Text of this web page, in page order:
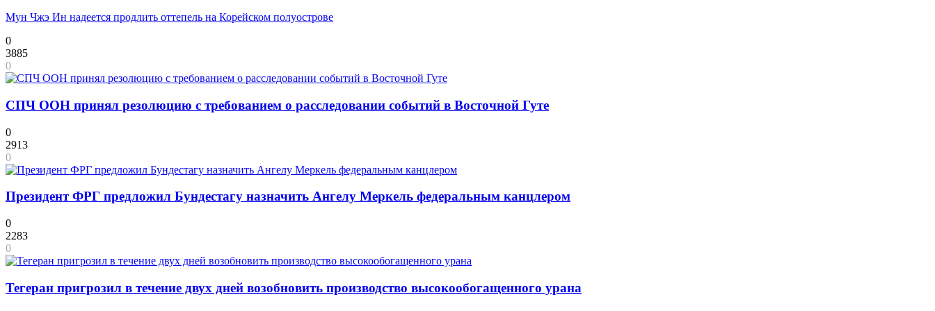
Мун Чжэ Ин надеется продлить оттепель на Корейском полуострове
0
3885
0
СПЧ ООН принял резолюцию с требованием о расследовании событий в Восточной Гуте
0
2913
0
Президент ФРГ предложил Бундестагу назначить Ангелу Меркель федеральным канцлером
0
2283
0
Тегеран пригрозил в течение двух дней возобновить производство высокообогащенного урана